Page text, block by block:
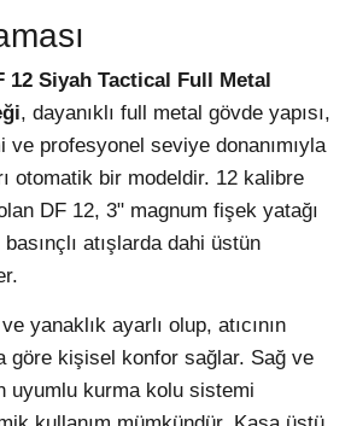
12 Siyah Tactical Full Metal
, dayanıklı full metal gövde yapısı,
ve profesyonel seviye donanımıyla
otomatik bir modeldir. 12 kalibre
DF 12, 3" magnum fişek yatağı
atışlarda dahi üstün
yanaklık ayarlı olup, atıcının
göre kişisel konfor sağlar. Sağ ve
uyumlu kurma kolu sistemi